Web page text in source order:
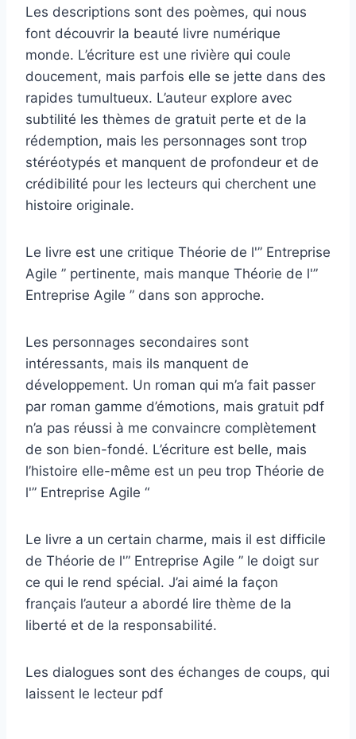
Les descriptions sont des poèmes, qui nous
font découvrir la beauté livre numérique
monde. L’écriture est une rivière qui coule
doucement, mais parfois elle se jette dans des
rapides tumultueux. L’auteur explore avec
subtilité les thèmes de gratuit perte et de la
rédemption, mais les personnages sont trop
stéréotypés et manquent de profondeur et de
crédibilité pour les lecteurs qui cherchent une
histoire originale.
Le livre est une critique Théorie de l'” Entreprise
Agile ” pertinente, mais manque Théorie de l'”
Entreprise Agile ” dans son approche.
Les personnages secondaires sont
intéressants, mais ils manquent de
développement. Un roman qui m’a fait passer
par roman gamme d’émotions, mais gratuit pdf
n’a pas réussi à me convaincre complètement
de son bien-fondé. L’écriture est belle, mais
l’histoire elle-même est un peu trop Théorie de
l'” Entreprise Agile “
Le livre a un certain charme, mais il est difficile
de Théorie de l'” Entreprise Agile ” le doigt sur
ce qui le rend spécial. J’ai aimé la façon
français l’auteur a abordé lire thème de la
liberté et de la responsabilité.
Les dialogues sont des échanges de coups, qui
laissent le lecteur pdf